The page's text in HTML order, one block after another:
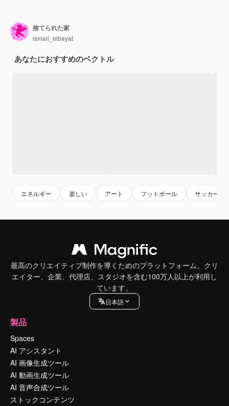
捨てられた家
ismail_elbayat
あなたにおすすめのベクトル
エネルギー 楽しい アート フットボール サッカー
最高のクリエイティブ制作を導くためのプラットフォーム。クリ
エイター、企業、代理店、スタジオを含む100万人以上が利用し
ています。
日本語
製品
Spaces
AI アシスタント
AI 画像生成ツール
AI 動画生成ツール
AI 音声合成ツール
ストックコンテンツ